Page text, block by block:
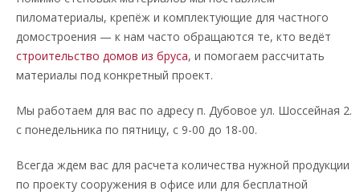
пиломатериалы, крепёж и комплектующие для частного
домостроения — к нам часто обращаются те, кто ведёт
строительство домов из бруса, и помогаем рассчитать
материалы под конкретный проект.
Мы работаем для вас по адресу п. Дубовое ул. Шоссейная 2.
с понедельника по пятницу, с 9-00 до 18-00.
Всегда ждем вас для расчета количества нужной продукции
по проекту сооружения в офисе или для бесплатной